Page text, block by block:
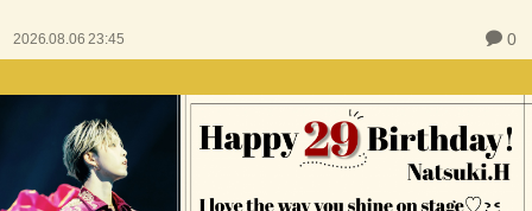
2026.08.06 23:45 0